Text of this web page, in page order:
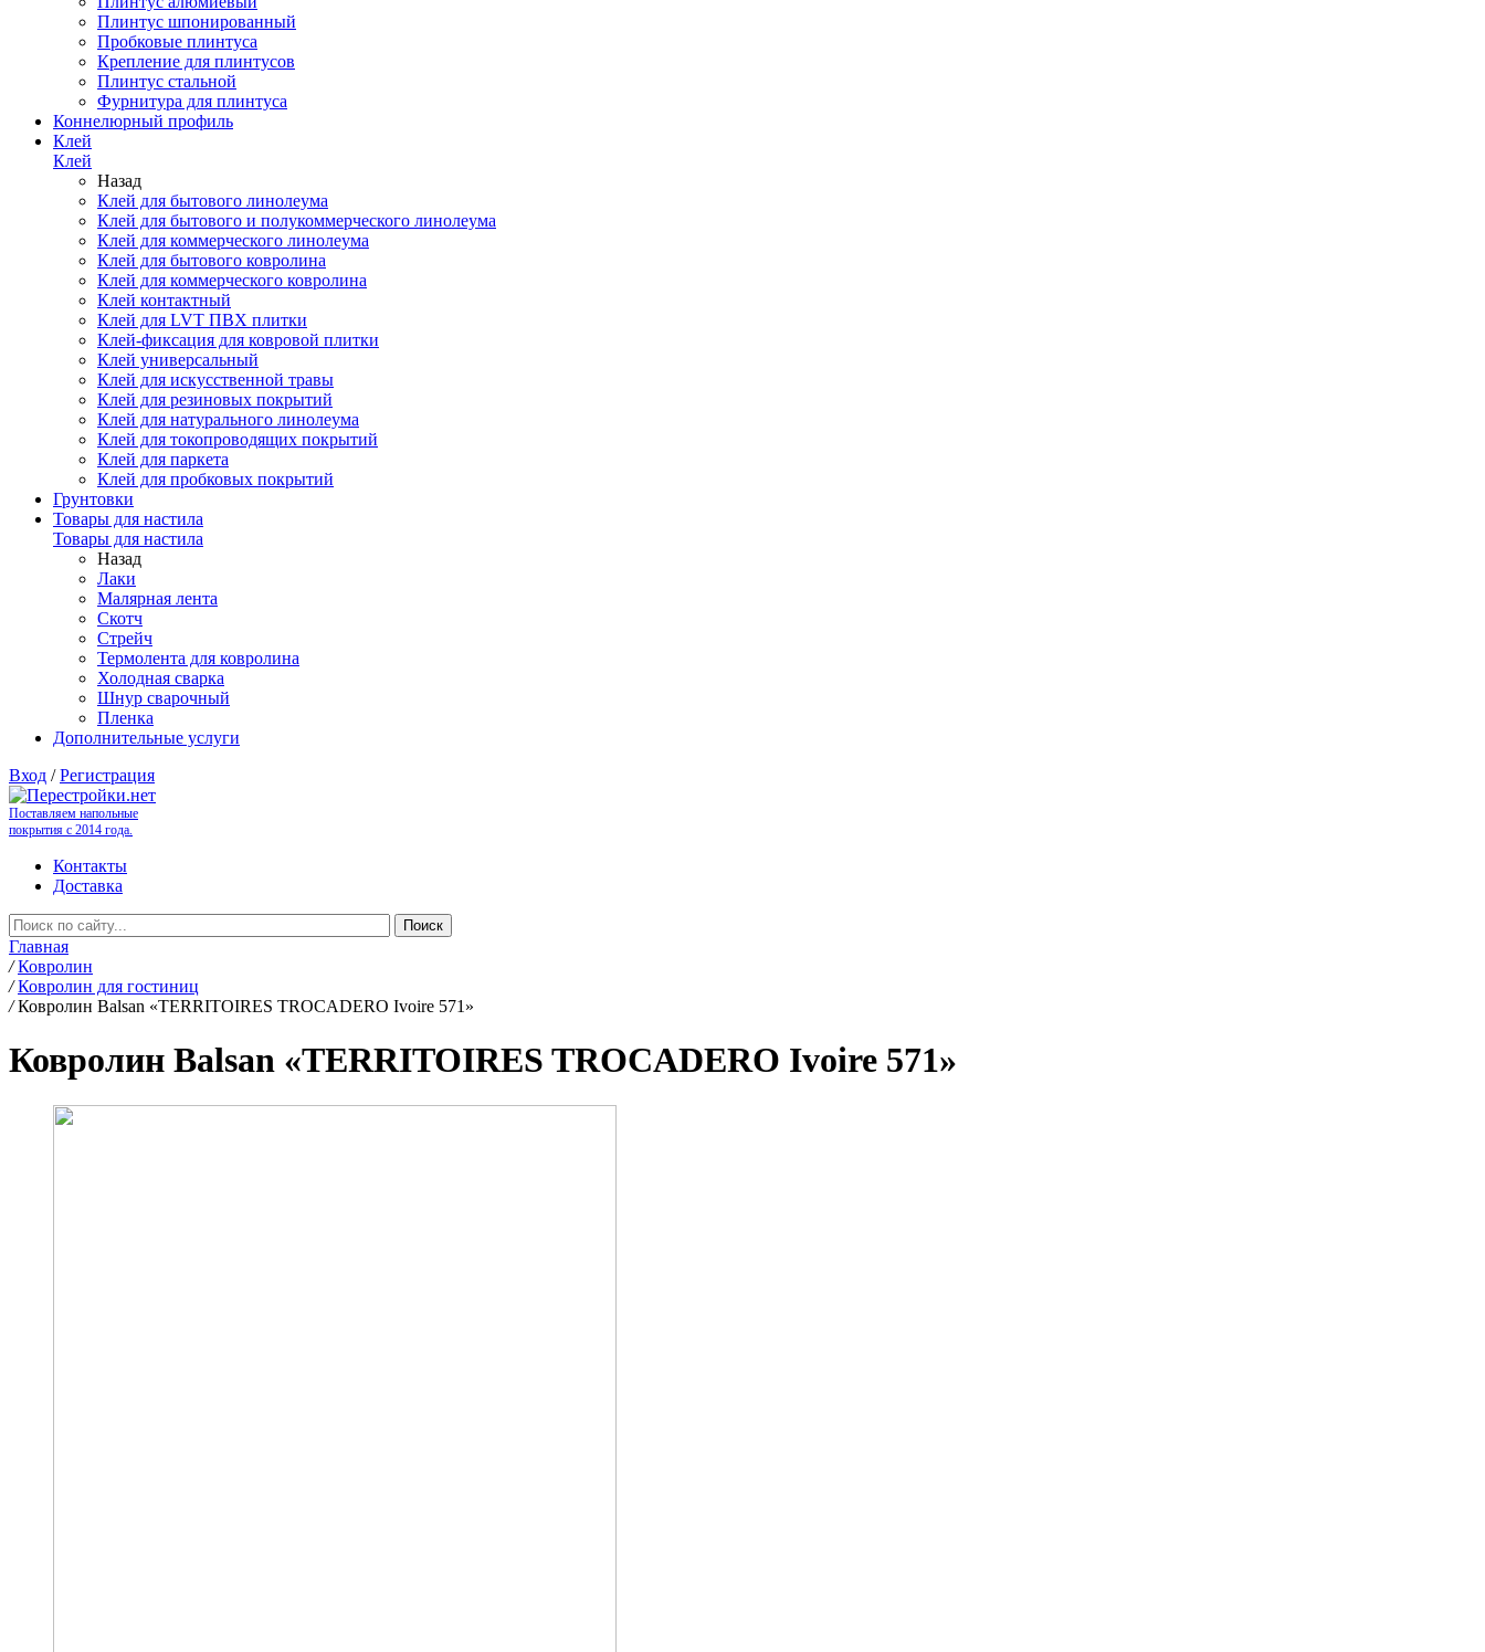
Плинтус шпонированный
Пробковые плинтуса
Крепление для плинтусов
Плинтус стальной
Фурнитура для плинтуса
Коннелюрный профиль
Клей
Клей
Назад
Клей для бытового линолеума
Клей для бытового и полукоммерческого линолеума
Клей для коммерческого линолеума
Клей для бытового ковролина
Клей для коммерческого ковролина
Клей контактный
Клей для LVT ПВХ плитки
Клей-фиксация для ковровой плитки
Клей универсальный
Клей для искусственной травы
Клей для резиновых покрытий
Клей для натурального линолеума
Клей для токопроводящих покрытий
Клей для паркета
Клей для пробковых покрытий
Грунтовки
Товары для настила
Товары для настила
Назад
Лаки
Малярная лента
Скотч
Стрейч
Термолента для ковролина
Холодная сварка
Шнур сварочный
Пленка
Дополнительные услуги
Вход /Регистрация
Поставляем напольные
покрытия с 2014 года.
Контакты
Доставка
Главная
/ Ковролин
/ Ковролин для гостиниц
/ Ковролин Balsan «TERRITOIRES TROCADERO Ivoire 571»
Ковролин Balsan «TERRITOIRES TROCADERO Ivoire 571»